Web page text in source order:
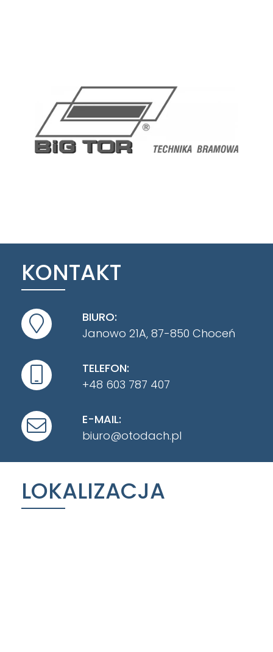
KONTAKT
BIURO:
Janowo 21A, 87-850 Choceń
TELEFON:
+48 603 787 407
E-MAIL:
biuro@otodach.pl
LOKALIZACJA